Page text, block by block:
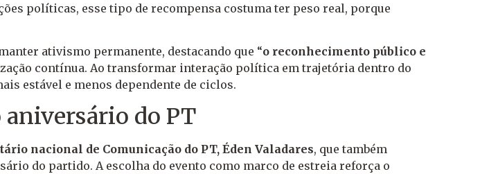
políticas, esse tipo de recompensa costuma ter peso real, porque
ativismo permanente, destacando que “o reconhecimento público e
contínua. Ao transformar interação política em trajetória dentro do
estável e menos dependente de ciclos.
aniversário do PT
nacional de Comunicação do PT, Éden Valadares, que também
do partido. A escolha do evento como marco de estreia reforça o